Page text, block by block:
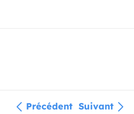
Précédent Suivant